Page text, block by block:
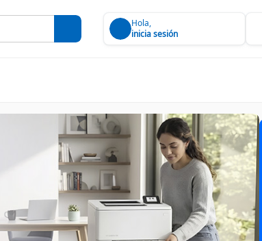
Hola,
inicia sesión